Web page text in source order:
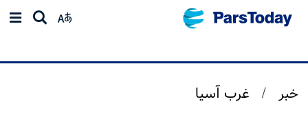
خبر / غرب آسیا